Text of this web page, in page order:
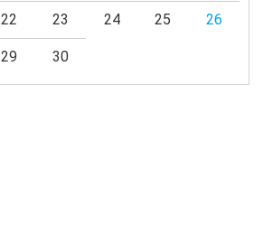
22 23 24 25 26
29 30